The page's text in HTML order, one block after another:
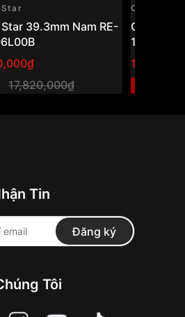
39.3mm Nam RE-
17,820,000₫
Casio
Casio
Tin
Đăng ký
Tôi